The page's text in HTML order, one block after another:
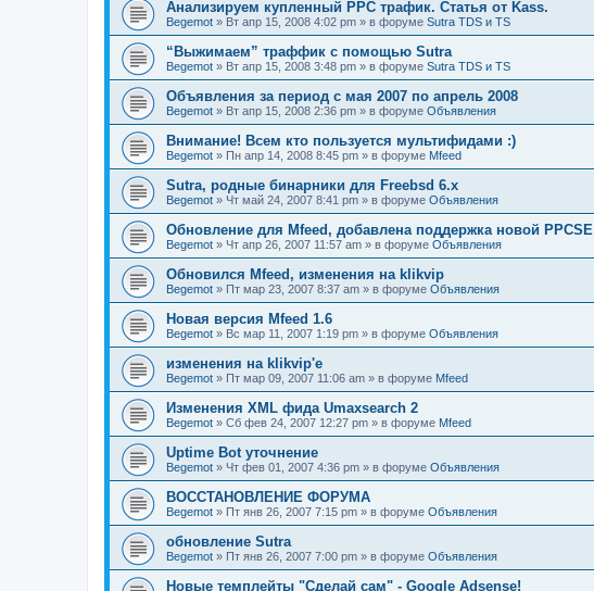
Анализируем купленный PPC трафик. Статья от Kass.
Begemot » Вт апр 15, 2008 4:02 pm » в форуме Sutra TDS и TS
“Выжимаем” траффик с помощью Sutra
Begemot » Вт апр 15, 2008 3:48 pm » в форуме Sutra TDS и TS
Объявления за период с мая 2007 по апрель 2008
Begemot » Вт апр 15, 2008 2:36 pm » в форуме Объявления
Внимание! Всем кто пользуется мультифидами :)
Begemot » Пн апр 14, 2008 8:45 pm » в форуме Mfeed
Sutra, родные бинарники для Freebsd 6.x
Begemot » Чт май 24, 2007 8:41 pm » в форуме Объявления
Обновление для Mfeed, добавлена поддержка новой PPCSE
Begemot » Чт апр 26, 2007 11:57 am » в форуме Объявления
Обновился Mfeed, изменения на klikvip
Begemot » Пт мар 23, 2007 8:37 am » в форуме Объявления
Новая версия Mfeed 1.6
Begemot » Вс мар 11, 2007 1:19 pm » в форуме Объявления
изменения на klikvip'е
Begemot » Пт мар 09, 2007 11:06 am » в форуме Mfeed
Изменения XML фида Umaxsearch 2
Begemot » Сб фев 24, 2007 12:27 pm » в форуме Mfeed
Uptime Bot уточнение
Begemot » Чт фев 01, 2007 4:36 pm » в форуме Объявления
ВОССТАНОВЛЕНИЕ ФОРУМА
Begemot » Пт янв 26, 2007 7:15 pm » в форуме Объявления
обновление Sutra
Begemot » Пт янв 26, 2007 7:00 pm » в форуме Объявления
Новые темплейты "Cделай сам" - Google Adsense!